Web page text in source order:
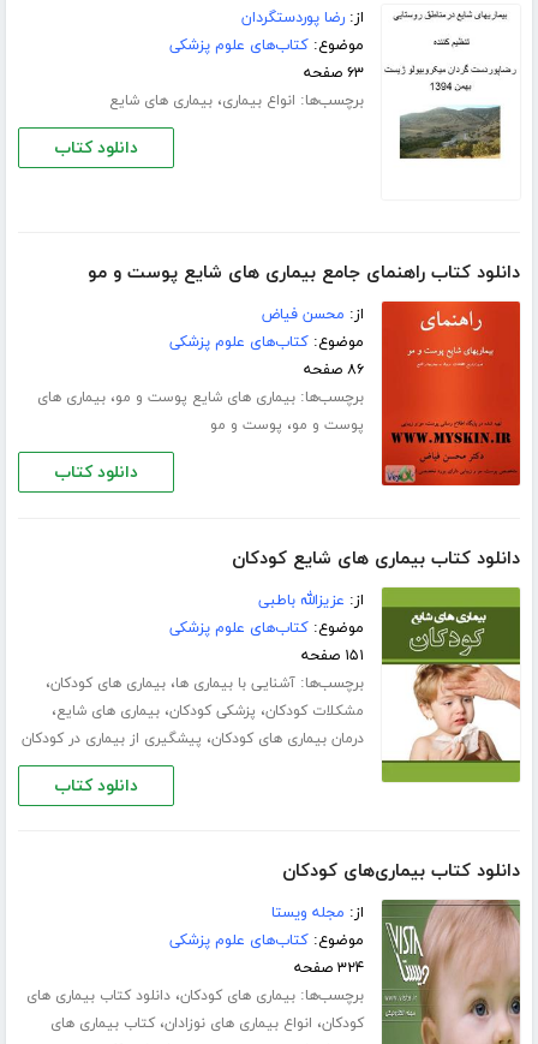
از:رضا پوردستگردان
موضوع:کتاب‌های علوم پزشکی
۶۳ صفحه
برچسب‌ها: انواع بیماری،بیماری های شایع
دانلود کتاب
دانلود کتاب راهنمای جامع بیماری های شایع پوست و مو
از: محسن فیاض
موضوع:کتاب‌های علوم پزشکی
۸۶ صفحه
برچسب‌ها:بیماری های شایع پوست و مو،بیماری های
پوست و مو، پوست و مو
دانلود کتاب
دانلود کتاب بیماری های شایع کودکان
از: عزیزالله باطبی
موضوع:کتاب‌های علوم پزشکی
۱۵۱ صفحه
برچسب‌ها:آشنایی با بیماری ها،بیماری های کودکان،
مشکلات کودکان، پزشکی کودکان،بیماری های شایع،
درمان بیماری های کودکان، پیشگیری از بیماری در کودکان
دانلود کتاب
دانلود کتاب بیماری‌های کودکان
از: مجله ویستا
موضوع:کتاب‌های علوم پزشکی
۳۲۴ صفحه
برچسب‌ها:بیماری های کودکان،دانلود کتاب بیماری های
کودکان، انواع بیماری های نوزادان،کتاب بیماری های